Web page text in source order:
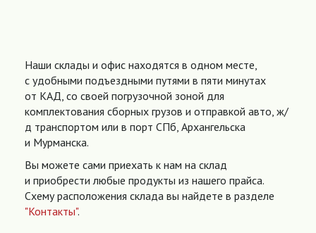
Наши склады и офис находятся в одном месте,
с удобными подъездными путями в пяти минутах
от КАД, со своей погрузочной зоной для
комплектования сборных грузов и отправкой авто, ж/
д транспортом или в порт СПб, Архангельска
и Мурманска.
Вы можете сами приехать к нам на склад
и приобрести любые продукты из нашего прайса.
Схему расположения склада вы найдете в разделе
"Контакты".